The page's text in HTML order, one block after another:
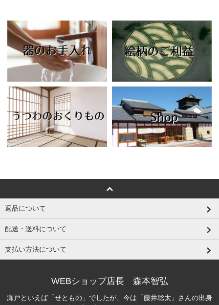
返品について
配送・送料について
支払い方法について
WEBショップ店長 森本智弘
瀬戸といえば「せともの」でしたが、今は「藤井聡太」さんの出身